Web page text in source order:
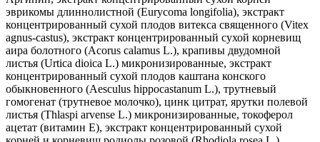
эврикомы длиннолистной (Eurycoma longifolia), экстракт
концентрированный сухой плодов витекса священного (Vitex
agnus-castus), экстракт концентрированный сухой корневищ
аира болотного (Acorus calamus L.), крапивы двудомной
листья (Urtica dioica L.) микронизированные, экстракт
концентрированный сухой плодов каштана конского
обыкновенного (Aesculus hippocastanum L.), трутневый
гомогенат (трутневое молочко), цинк цитрат, ярутки полевой
листья (Thlaspi arvense L.) микронизированные, токоферол
ацетат (витамин Е), экстракт концентрированный сухой